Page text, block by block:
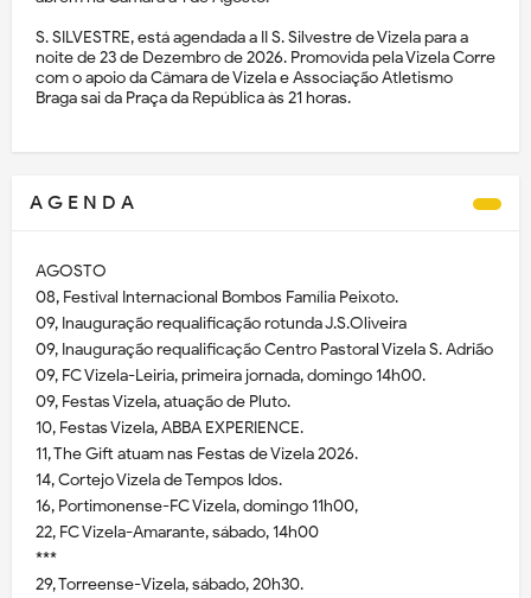
S. SILVESTRE, está agendada a II S. Silvestre de Vizela para a
noite de 23 de Dezembro de 2026. Promovida pela Vizela Corre
com o apoio da Câmara de Vizela e Associação Atletismo
Braga sai da Praça da República às 21 horas.
A G E N D A
AGOSTO
08, Festival Internacional Bombos Família Peixoto.
09, Inauguração requalificação rotunda J.S.Oliveira
09, Inauguração requalificação Centro Pastoral Vizela S. Adrião
09, FC Vizela-Leiria, primeira jornada, domingo 14h00.
09, Festas Vizela, atuação de Pluto.
10, Festas Vizela, ABBA EXPERIENCE.
11, The Gift atuam nas Festas de Vizela 2026.
14, Cortejo Vizela de Tempos Idos.
16, Portimonense-FC Vizela, domingo 11h00,
22, FC Vizela-Amarante, sábado, 14h00
***
29, Torreense-Vizela, sábado, 20h30.